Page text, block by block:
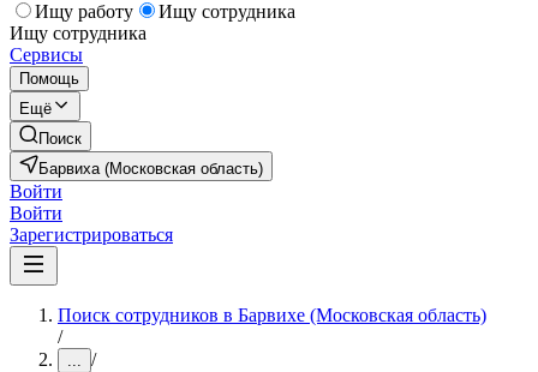
Ищу работу
Ищу сотрудника
Ищу сотрудника
Сервисы
Помощь
Ещё
Поиск
Барвиха (Московская область)
Войти
Войти
Зарегистрироваться
Поиск сотрудников в Барвихе (Московская область)
/
... /